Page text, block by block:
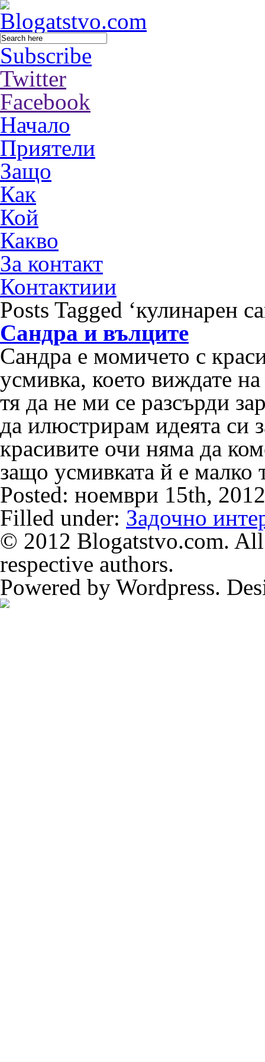
Subscribe
Twitter
Facebook
Начало
Приятели
Защо
Как
Кой
Какво
За контакт
Контактиии
Posts Tagged ‘кулинарен
Сандра и вълците
Сандра е момичето с
усмивка, което виждате
тя да не ми се разсърди
да илюстрирам идеята си
красивите очи няма да
защо усмивката й е
Posted: ноември 15th,
Filled under: Задочно
© 2012 Blogatstvo.com.
respective authors.
Powered by Wordpress.